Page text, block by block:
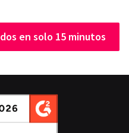
en solo 15 minutos